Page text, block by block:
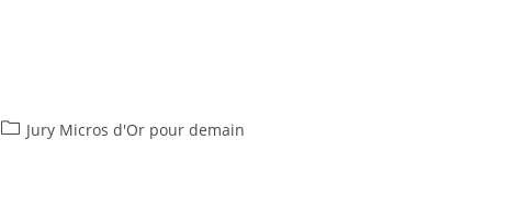
PostJury Micros d'Or pour demain